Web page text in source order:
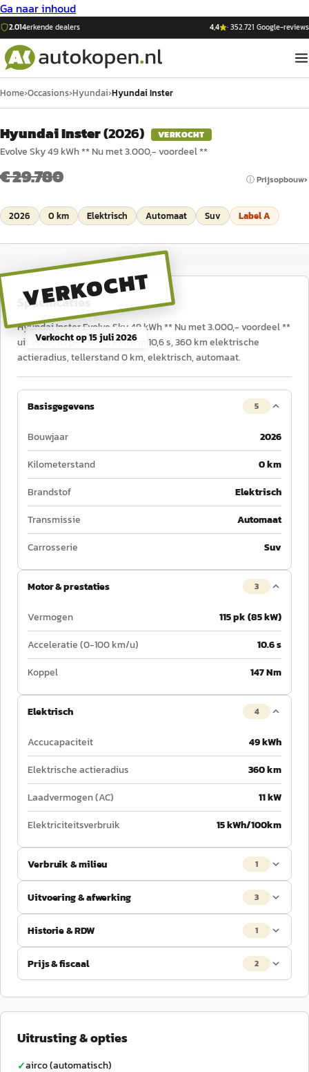
Ga naar inhoud
2.014erkende dealers 4,4 ·352.721 Google-reviews
Home›Occasions›Hyundai›Hyundai Inster
Hyundai Inster(2026) VERKOCHT
Evolve Sky 49 kWh ** Nu met 3.000,- voordeel **
€ 29.780 ⓘ Prijsopbouw
2026 0 km Elektrisch Automaat Suv LabelA
VERKOCHT
Verkocht op15 juli 2026
Specificaties
Hyundai Inster Evolve Sky 49 kWh ** Nu met 3.000,- voordeel **
uit 2026, 115 pk, 0–100 km/u in 10,6 s, 360 km elektrische
actieradius, tellerstand 0 km, elektrisch, automaat.
Basisgegevens 5
Bouwjaar
2026
Kilometerstand
0 km
Brandstof
Elektrisch
Transmissie
Automaat
Carrosserie
Suv
Motor & prestaties 3
Vermogen
115 pk (85 kW)
Acceleratie (0-100 km/u)
10.6 s
Koppel
147 Nm
Elektrisch 4
Accucapaciteit
49 kWh
Elektrische actieradius
360 km
Laadvermogen (AC)
11 kW
Elektriciteitsverbruik
15 kWh/100km
Verbruik & milieu 1
Uitvoering & afwerking 3
Historie & RDW 1
Prijs & fiscaal 2
Uitrusting & opties
✓airco (automatisch)